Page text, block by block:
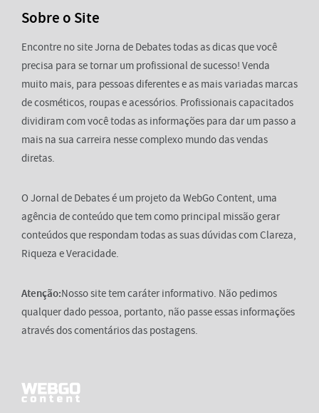
Sobre o Site
Encontre no site Jorna de Debates todas as dicas que você
precisa para se tornar um profissional de sucesso! Venda
muito mais, para pessoas diferentes e as mais variadas marcas
de cosméticos, roupas e acessórios. Profissionais capacitados
dividiram com você todas as informações para dar um passo a
mais na sua carreira nesse complexo mundo das vendas
diretas.
O Jornal de Debates é um projeto da WebGo Content, uma
agência de conteúdo que tem como principal missão gerar
conteúdos que respondam todas as suas dúvidas com Clareza,
Riqueza e Veracidade.
Atenção:Nosso site tem caráter informativo. Não pedimos
qualquer dado pessoa, portanto, não passe essas informações
através dos comentários das postagens.